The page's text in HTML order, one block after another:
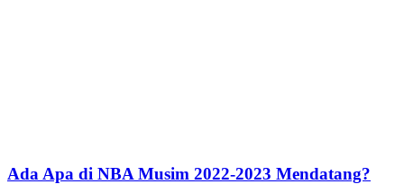
Ada Apa di NBA Musim 2022-2023 Mendatang?